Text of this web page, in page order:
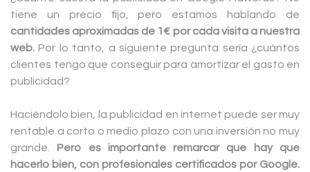
tiene un precio fijo, pero estamos hablando de
cantidades aproximadas de 1€ por cada visita a nuestra
web. Por lo tanto, a siguiente pregunta sería ¿cuántos
clientes tengo que conseguir para amortizar el gasto en
publicidad?
Haciéndolo bien, la publicidad en internet puede ser muy
rentable a corto o medio plazo con una inversión no muy
grande. Pero es importante remarcar que hay que
hacerlo bien, con profesionales certificados por Google.